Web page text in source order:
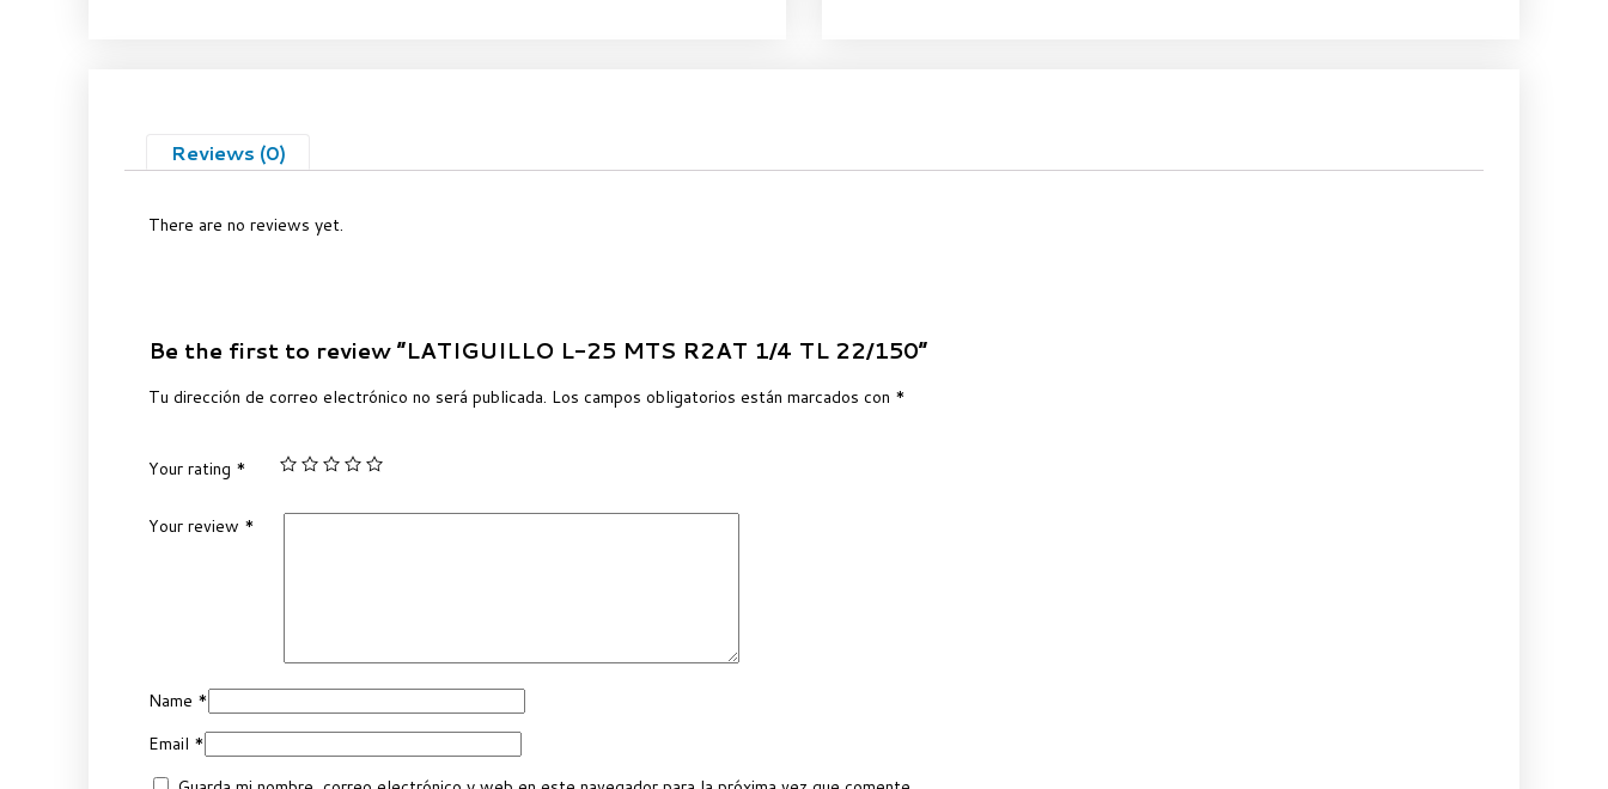
Reviews (0)
There are no reviews yet.
Be the first to review “LATIGUILLO L-25 MTS R2AT 1/4 TL 22/150”
Tu dirección de correo electrónico no será publicada. Los campos obligatorios están marcados con *
Your rating *
Your review *
Name *
Email *